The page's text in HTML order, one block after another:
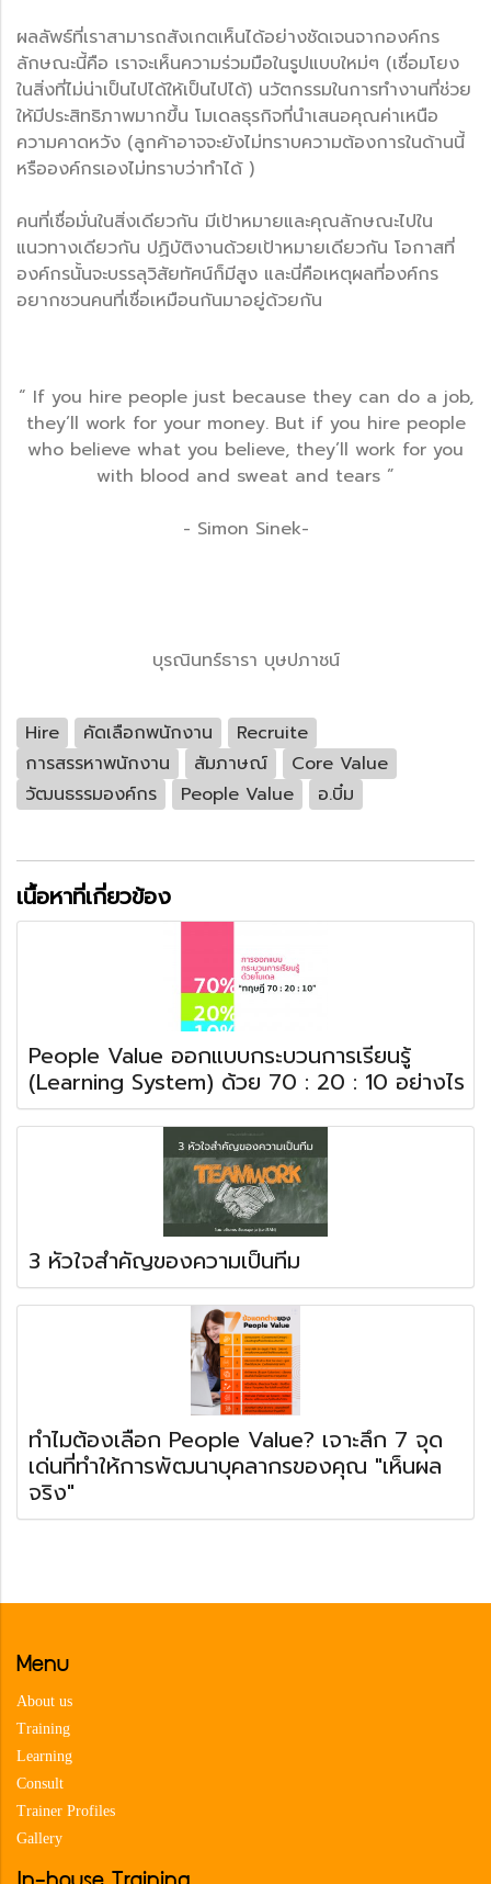
ผลลัพธ์ที่เราสามารถสังเกตเห็นได้อย่างชัดเจนจากองค์กร
ลักษณะนี้คือ เราจะเห็นความร่วมมือในรูปแบบใหม่ๆ (เชื่อมโยง
ในสิ่งที่ไม่น่าเป็นไปได้ให้เป็นไปได้) นวัตกรรมในการทำงานที่ช่วย
ให้มีประสิทธิภาพมากขึ้น โมเดลธุรกิจที่นำเสนอคุณค่าเหนือ
ความคาดหวัง (ลูกค้าอาจจะยังไม่ทราบความต้องการในด้านนี้
หรือองค์กรเองไม่ทราบว่าทำได้ )
คนที่เชื่อมั่นในสิ่งเดียวกัน มีเป้าหมายและคุณลักษณะไปใน
แนวทางเดียวกัน ปฏิบัติงานด้วยเป้าหมายเดียวกัน โอกาสที่
องค์กรนั้นจะบรรลุวิสัยทัศน์ก็มีสูง และนี่คือเหตุผลที่องค์กร
อยากชวนคนที่เชื่อเหมือนกันมาอยู่ด้วยกัน
“ If you hire people just because they can do a job,
they’ll work for your money. But if you hire people
who believe what you believe, they’ll work for you
with blood and sweat and tears ”
- Simon Sinek-
บุรณินทร์ธารา บุษปภาชน์
Hire คัดเลือกพนักงาน
Recruite
การสรรหาพนักงาน
สัมภาษณ์
Core Value
วัฒนธรรมองค์กร
People Value อ.บิ๋ม
เนื้อหาที่เกี่ยวข้อง
People Value ออกแบบกระบวนการเรียนรู้
(Learning System) ด้วย 70 : 20 : 10 อย่างไร
3 หัวใจสำคัญของความเป็นทีม
ทำไมต้องเลือก People Value? เจาะลึก 7 จุด
เด่นที่ทำให้การพัฒนาบุคลากรของคุณ "เห็นผล
จริง"
Menu
About us
Training
Learning
Consult
Trainer Profiles
Gallery